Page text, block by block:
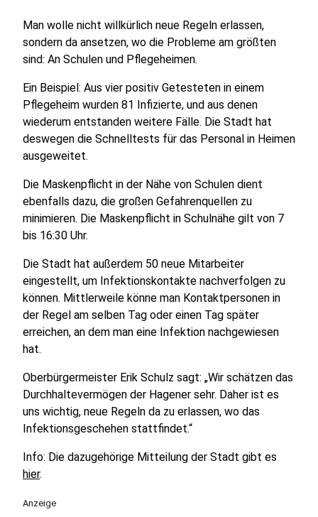
Man wolle nicht willkürlich neue Regeln erlassen,
sondern da ansetzen, wo die Probleme am größten
sind: An Schulen und Pflegeheimen.
Ein Beispiel: Aus vier positiv Getesteten in einem
Pflegeheim wurden 81 Infizierte, und aus denen
wiederum entstanden weitere Fälle. Die Stadt hat
deswegen die Schnelltests für das Personal in Heimen
ausgeweitet.
Die Maskenpflicht in der Nähe von Schulen dient
ebenfalls dazu, die großen Gefahrenquellen zu
minimieren. Die Maskenpflicht in Schulnähe gilt von 7
bis 16:30 Uhr.
Die Stadt hat außerdem 50 neue Mitarbeiter
eingestellt, um Infektionskontakte nachverfolgen zu
können. Mittlerweile könne man Kontaktpersonen in
der Regel am selben Tag oder einen Tag später
erreichen, an dem man eine Infektion nachgewiesen
hat.
Oberbürgermeister Erik Schulz sagt: „Wir schätzen das
Durchhaltevermögen der Hagener sehr. Daher ist es
uns wichtig, neue Regeln da zu erlassen, wo das
Infektionsgeschehen stattfindet.“
Info: Die dazugehörige Mitteilung der Stadt gibt es
hier.
Anzeige